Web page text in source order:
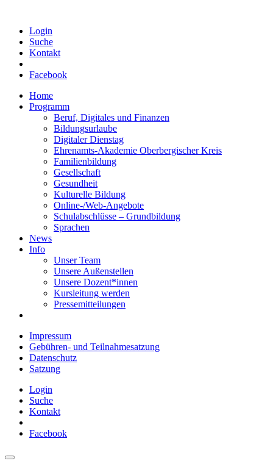
Login
Suche
Kontakt
Facebook
Home
Programm
Beruf, Digitales und Finanzen
Bildungsurlaube
Digitaler Dienstag
Ehrenamts-Akademie Oberbergischer Kreis
Familienbildung
Gesellschaft
Gesundheit
Kulturelle Bildung
Online-/Web-Angebote
Schulabschlüsse – Grundbildung
Sprachen
News
Info
Unser Team
Unsere Außenstellen
Unsere Dozent*innen
Kursleitung werden
Pressemitteilungen
Impressum
Gebühren- und Teilnahmesatzung
Datenschutz
Satzung
Login
Suche
Kontakt
Facebook